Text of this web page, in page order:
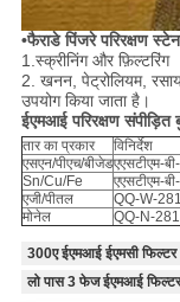
•फैराडे पिंजरे परिरक्षण
1.स्क्रीनिंग और फ़िल्टरिंग
2. खनन, पेट्रोलियम,
उपयोग किया जाता है।
ईएमआई परिरक्षण संपीड़ित
तार का प्रकार
विनिर्देश
एसएन/पीएच/बीजेडएएसटीएम-
Sn/Cu/Fe
एएसटीएम-
एजी/पीतल
QQ-W-281
मोनेल
QQ-N-281
300ए ईएमआई ईएमसी फिल्टर
लो पास 3 फेज ईएमआई फिल्टर